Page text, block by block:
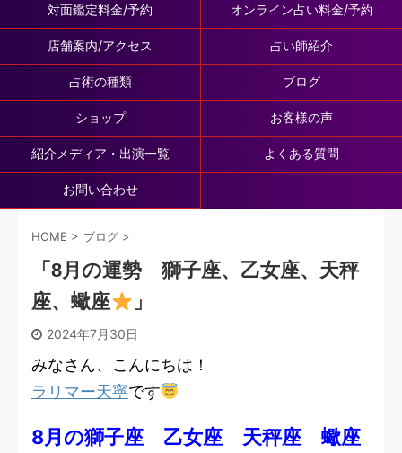
対面鑑定料金/予約 オンライン占い料金/予約
店舗案内/アクセス 占い師紹介
占術の種類 ブログ
ショップ お客様の声
紹介メディア・出演一覧 よくある質問
お問い合わせ
HOME > ブログ >
「8月の運勢 獅子座、乙女座、天秤
座、蠍座
」
2024年7月30日
みなさん、こんにちは！
ラリマー天寧です
8月の獅子座 乙女座 天秤座 蠍座